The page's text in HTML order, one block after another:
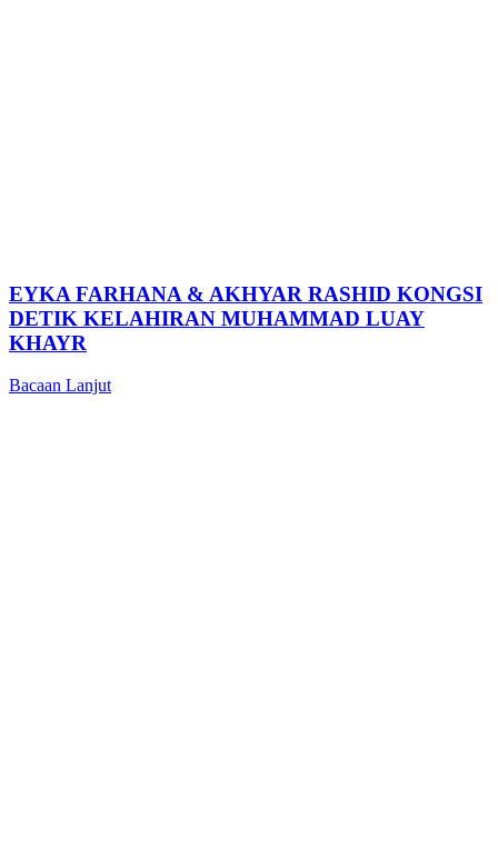
EYKA FARHANA & AKHYAR RASHID KONGSI
DETIK KELAHIRAN MUHAMMAD LUAY
KHAYR
Bacaan Lanjut